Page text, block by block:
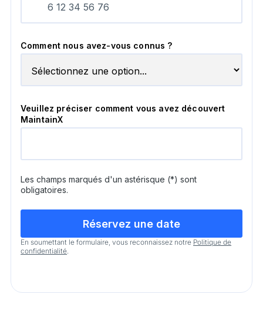
Comment nous avez-vous connus ?
Veuillez préciser comment vous avez découvert
MaintainX
Les champs marqués d'un astérisque (*) sont
obligatoires.
En soumettant le formulaire, vous reconnaissez notre Politique de
confidentialité.